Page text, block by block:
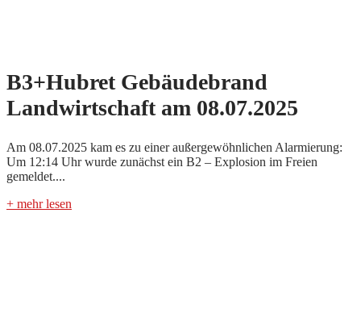
B3+Hubret Gebäudebrand
Landwirtschaft am 08.07.2025
Am 08.07.2025 kam es zu einer außergewöhnlichen Alarmierung:
Um 12:14 Uhr wurde zunächst ein B2 – Explosion im Freien
gemeldet....
+ mehr lesen